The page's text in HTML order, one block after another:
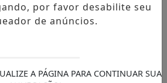
brasileiro é celebrado no
em alusão ao
NORTE 30/11/-0001 00:00
por favor desabilite seu
de anúncios.
A PÁGINA PARA CONTINUAR SUA